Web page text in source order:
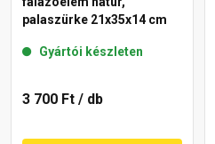
palaszürke 21x35x14 cm
Gyártói készleten
3 700 Ft / db